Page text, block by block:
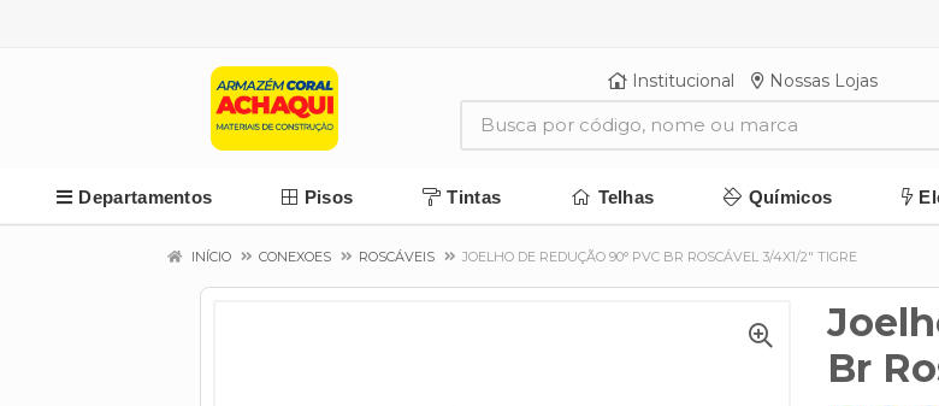
Institucional Nossas Lojas
Departamentos Pisos Tintas Telhas Químicos
INÍCIO CONEXOES ROSCÁVEIS JOELHO DE REDUÇÃO 90° PVC BR ROSCÁVEL 3/4X1/2" TIGRE
Br